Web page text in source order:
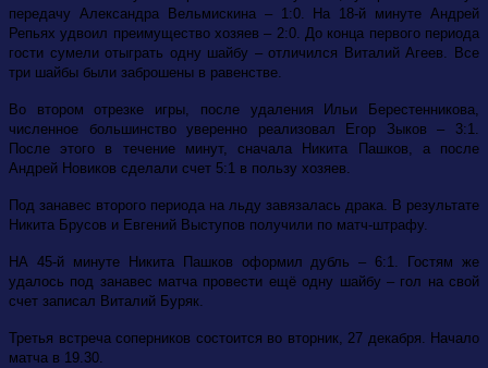
передачу Александра Вельмискина – 1:0. На 18-й минуте Андрей
Репьях удвоил преимущество хозяев – 2:0. До конца первого периода
гости сумели отыграть одну шайбу – отличился Виталий Агеев. Все
три шайбы были заброшены в равенстве.
Во втором отрезке игры, после удаления Ильи Берестенникова,
численное большинство уверенно реализовал Егор Зыков – 3:1.
После этого в течение минут, сначала Никита Пашков, а после
Андрей Новиков сделали счет 5:1 в пользу хозяев.
Под занавес второго периода на льду завязалась драка. В результате
Никита Брусов и Евгений Выступов получили по матч-штрафу.
НА 45-й минуте Никита Пашков оформил дубль – 6:1. Гостям же
удалось под занавес матча провести ещё одну шайбу – гол на свой
счет записал Виталий Буряк.
Третья встреча соперников состоится во вторник, 27 декабря. Начало
матча в 19.30.